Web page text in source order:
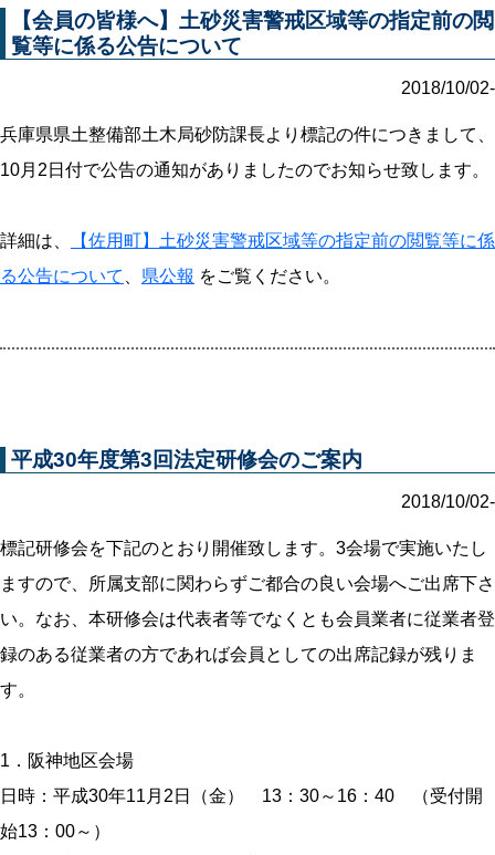
【会員の皆様へ】土砂災害警戒区域等の指定前の閲
覧等に係る公告について
2018/10/02-
兵庫県県土整備部土木局砂防課長より標記の件につきまして、
10月2日付で公告の通知がありましたのでお知らせ致します。
詳細は、
【佐用町】土砂災害警戒区域等の指定前の閲覧等に係
る公告について
県公報 をご覧ください。
平成30年度第3回法定研修会のご案内
2018/10/02-
標記研修会を下記のとおり開催致します。3会場で実施いたし
ますので、所属支部に関わらずご都合の良い会場へご出席下さ
い。なお、本研修会は代表者等でなくとも会員業者に従業者登
録のある従業者の方であれば会員としての出席記録が残りま
す。
1．阪神地区会場
日時：平成30年11月2日（金） 13：30～16：40 （受付開
始13：00～）